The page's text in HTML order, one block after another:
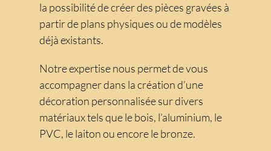
la possibilité de créer des pièces gravées à
partir de plans physiques ou de modèles
déjà existants.
Notre expertise nous permet de vous
accompagner dans la création d’une
décoration personnalisée sur divers
matériaux tels que le bois, l’aluminium, le
PVC, le laiton ou encore le bronze.